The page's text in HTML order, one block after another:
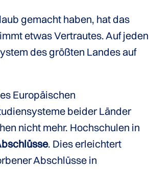
gemacht haben, hat das
etwas Vertrautes. Auf jeden
des größten Landes auf
Europäischen
beider Länder
nicht mehr. Hochschulen in
. Dies erleichtert
Abschlüsse in